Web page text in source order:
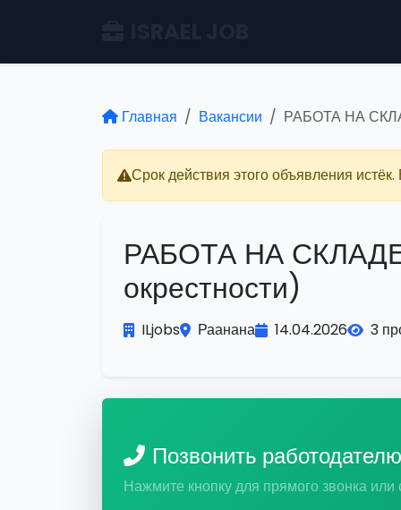
Главная Вакансии РАБОТА НА
Срок действия этого объявления
РАБОТА НА
окрестности)
ILjobs Раанана 14.04.2026 3
Позвонить работодателю
Нажмите кнопку для прямого звонка или